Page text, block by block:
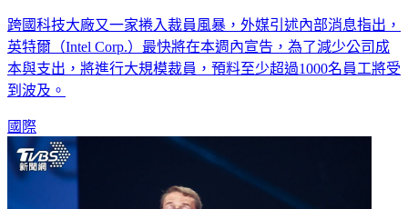
跨國科技大廠又一家捲入裁員風暴，外媒引述內部消息指出，
英特爾（Intel Corp.）最快將在本週內宣告，為了減少公司成
本與支出，將進行大規模裁員，預料至少超過1000名員工將受
到波及。
國際